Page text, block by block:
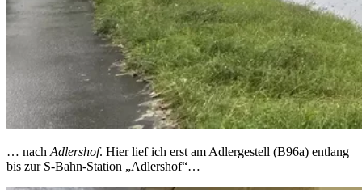
… nach Adlershof. Hier lief ich erst am Adlergestell (B96a) entlang
bis zur S-Bahn-Station „Adlershof“…